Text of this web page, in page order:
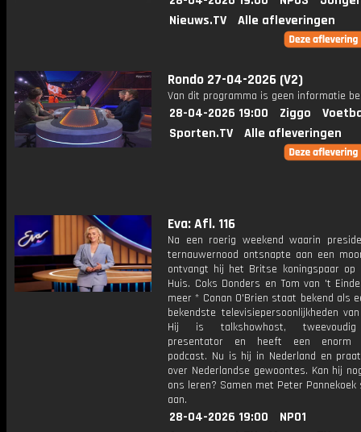
Nieuws.TV
Alle afleveringen
Rondo 27-04-2026 (V2)
Van dit programma is geen informatie
28-04-2026 19:00 Ziggo
Sporten.TV
Alle afleveringen
Eva: Afl. 116
Na een roerig weekend waarin
ternauwernood ontsnapte aan een
ontvangt hij het Britse koningspaar op
Huis. Coks Donders en Tom van 't
meer * Conan O'Brien staat bekend als
bekendste televisiepersoonlijkheden
Hij is talkshowhost,
presentator en heeft een enorm
podcast. Nu is hij in Nederland en
over Nederlandse gewoontes. Kan hij
ons leren? Samen met Peter
aan.
28-04-2026 19:00
NPO1